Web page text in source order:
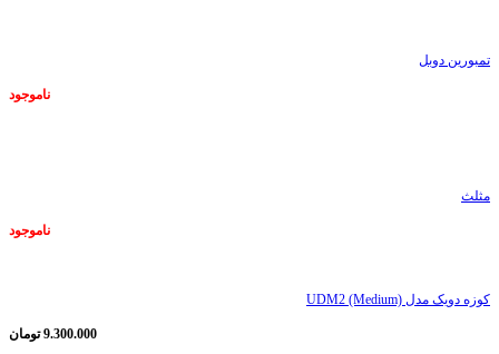
تمبورین دوبل
ناموجود
مثلث
ناموجود
کوزه دویک مدل UDM2 (Medium)
9.300.000 تومان